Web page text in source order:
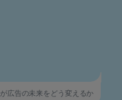
広告の未来をどう変えるか